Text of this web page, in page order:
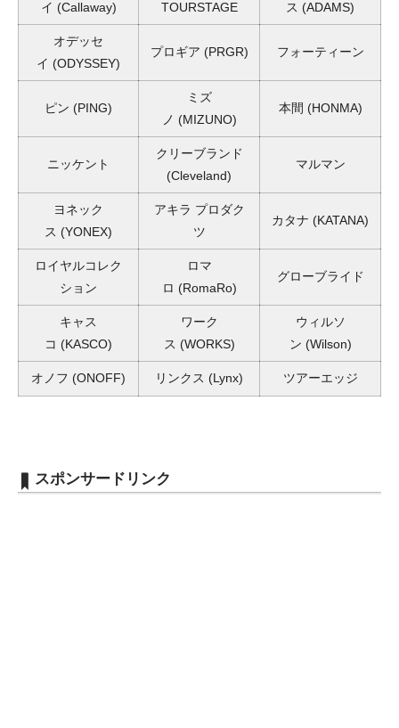
イ (Callaway)
TOURSTAGE
ス (ADAMS)
オデッセ
イ (ODYSSEY)
プロギア (PRGR) フォーティーン
ピン (PING)
ミズ
ノ (MIZUNO)
本間 (HONMA)
ニッケント
クリーブランド
(Cleveland)
マルマン
ヨネック
ス (YONEX)
アキラ プロダク
ツ
カタナ (KATANA)
ロイヤルコレク
ション
ロマ
ロ (RomaRo)
グローブライド
キャス
コ (KASCO)
ワーク
ス (WORKS)
ウィルソ
ン (Wilson)
オノフ (ONOFF) リンクス (Lynx) ツアーエッジ
スポンサードリンク